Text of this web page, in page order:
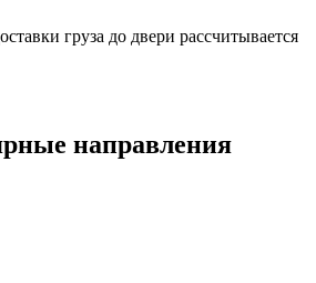
груза до двери рассчитывается
направления